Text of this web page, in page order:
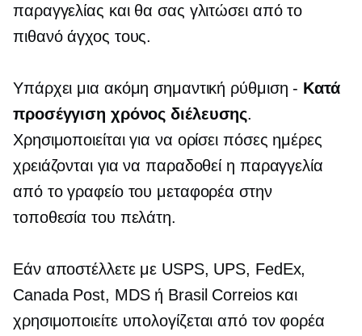
παραγγελίας και θα σας γλιτώσει από το
πιθανό άγχος τους.
Υπάρχει μια ακόμη σημαντική ρύθμιση - Κατά
προσέγγιση χρόνος διέλευσης.
Χρησιμοποιείται για να ορίσει πόσες ημέρες
χρειάζονται για να παραδοθεί η παραγγελία
από το γραφείο του μεταφορέα στην
τοποθεσία του πελάτη.
Εάν αποστέλλετε με USPS, UPS, FedEx,
Canada Post, MDS ή Brasil Correios και
χρησιμοποιείτε υπολογίζεται από τον φορέα